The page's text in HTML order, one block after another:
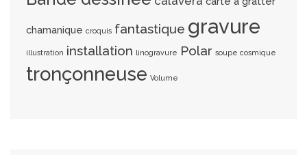
chamanique croquis fantastique gravure
illustration installation linogravure Polar soupe cosmique
tronçonneuse Volume